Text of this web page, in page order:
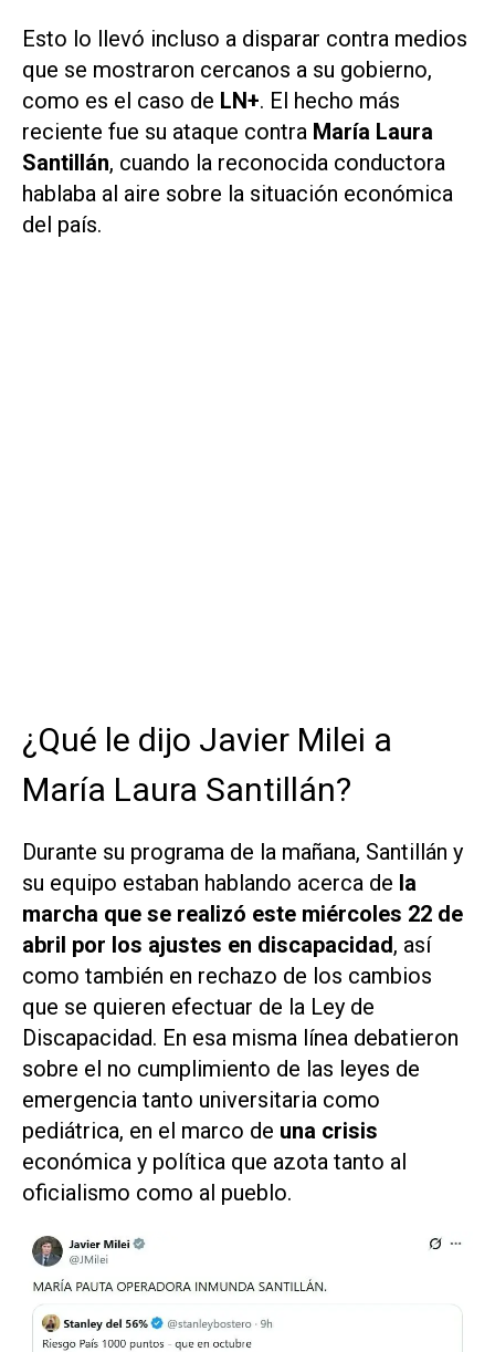
Esto lo llevó incluso a disparar contra medios
que se mostraron cercanos a su gobierno,
como es el caso de LN+. El hecho más
reciente fue su ataque contra María Laura
Santillán, cuando la reconocida conductora
hablaba al aire sobre la situación económica
del país.
¿Qué le dijo Javier Milei a
María Laura Santillán?
Durante su programa de la mañana, Santillán y
su equipo estaban hablando acerca de la
marcha que se realizó este miércoles 22 de
abril por los ajustes en discapacidad, así
como también en rechazo de los cambios
que se quieren efectuar de la Ley de
Discapacidad. En esa misma línea debatieron
sobre el no cumplimiento de las leyes de
emergencia tanto universitaria como
pediátrica, en el marco de una crisis
económica y política que azota tanto al
oficialismo como al pueblo.